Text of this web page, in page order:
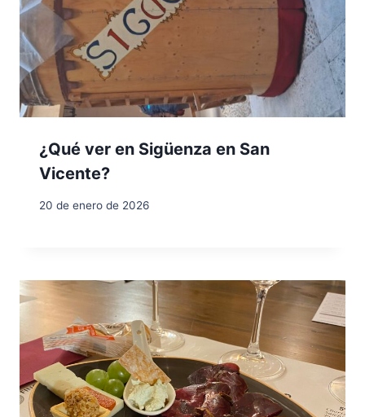
¿Qué ver en Sigüenza en San
Vicente?
20 de enero de 2026